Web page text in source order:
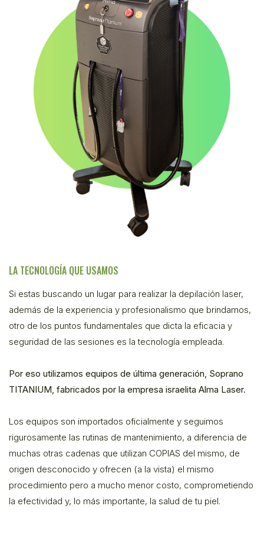
LA TECNOLOGÍA QUE USAMOS
Si estas buscando un lugar para realizar la depilación laser,
además de la experiencia y profesionalismo que brindamos,
otro de los puntos fundamentales que dicta la eficacia y
seguridad de las sesiones es la tecnología empleada.
Por eso utilizamos equipos de última generación, Soprano
TITANIUM, fabricados por la empresa israelita Alma Laser.
Los equipos son importados oficialmente y seguimos
rigurosamente las rutinas de mantenimiento, a diferencia de
muchas otras cadenas que utilizan COPIAS del mismo, de
origen desconocido y ofrecen (a la vista) el mismo
procedimiento pero a mucho menor costo, comprometiendo
la efectividad y, lo más importante, la salud de tu piel.